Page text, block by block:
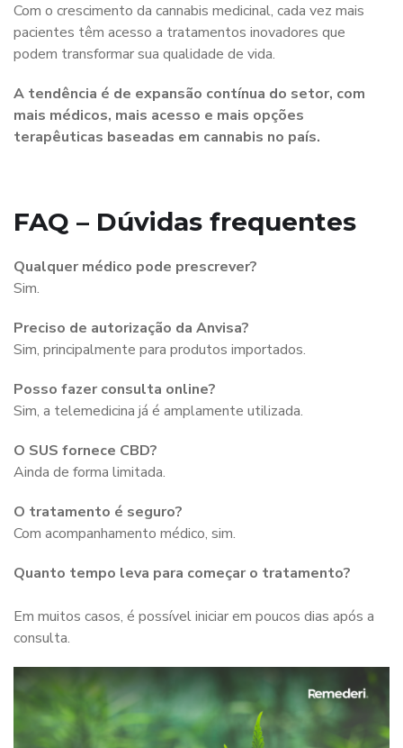
Com o crescimento da cannabis medicinal, cada vez mais
pacientes têm acesso a tratamentos inovadores que
podem transformar sua qualidade de vida.
A tendência é de expansão contínua do setor, com
mais médicos, mais acesso e mais opções
terapêuticas baseadas em cannabis no país.
FAQ – Dúvidas frequentes
Qualquer médico pode prescrever?
Sim.
Preciso de autorização da Anvisa?
Sim, principalmente para produtos importados.
Posso fazer consulta online?
Sim, a telemedicina já é amplamente utilizada.
O SUS fornece CBD?
Ainda de forma limitada.
O tratamento é seguro?
Com acompanhamento médico, sim.
Quanto tempo leva para começar o tratamento?
Em muitos casos, é possível iniciar em poucos dias após a
consulta.